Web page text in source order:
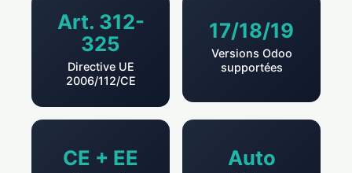
Art. 312-
325
Directive UE
2006/112/CE
17/18/19
Versions Odoo
supportées
CE + EE Auto